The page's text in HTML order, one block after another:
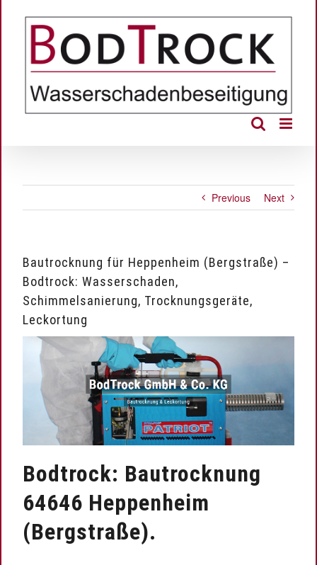
Previous Next
Bautrocknung für Heppenheim (Bergstraße) –
Bodtrock: Wasserschaden,
Schimmelsanierung, Trocknungsgeräte,
Leckortung
Bodtrock: Bautrocknung
64646 Heppenheim
(Bergstraße).